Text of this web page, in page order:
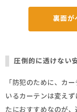
裏面が
圧倒的に透けない
「防犯のために、カ
いるカーテンは変え
たにおすすめなのが